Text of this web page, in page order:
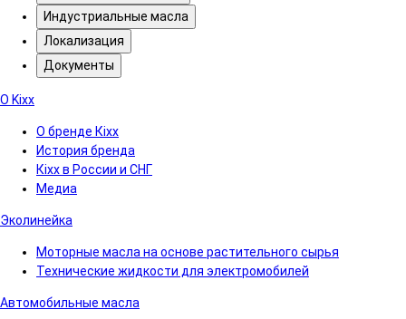
Индустриальные масла
Локализация
Документы
О Kixx
О бренде Кіхх
История бренда
Кіхx в России и СНГ
Медиа
Эколинейка
Моторные масла на основе растительного сырья
Технические жидкости для электромобилей
Автомобильные масла